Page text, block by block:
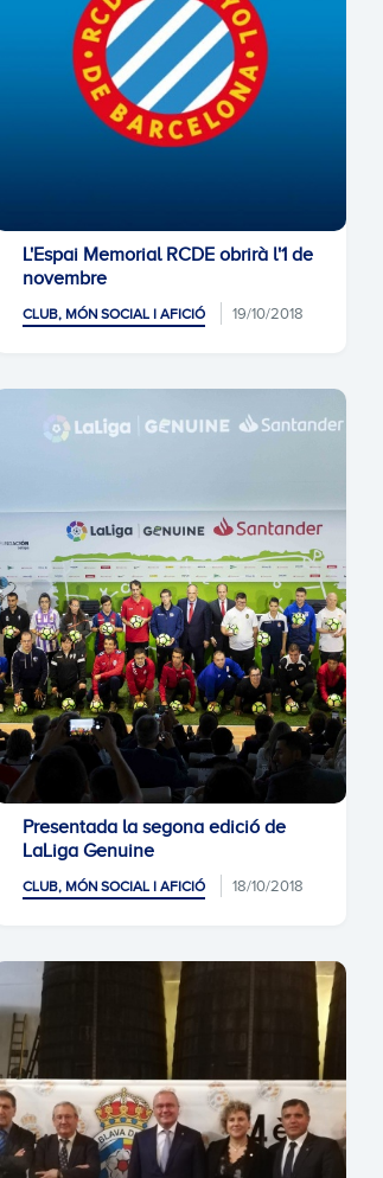
L'Espai Memorial RCDE obrirà l'1 de
novembre
CLUB, MÓN SOCIAL I AFICIÓ 19/10/2018
Presentada la segona edició de
LaLiga Genuine
CLUB, MÓN SOCIAL I AFICIÓ 18/10/2018